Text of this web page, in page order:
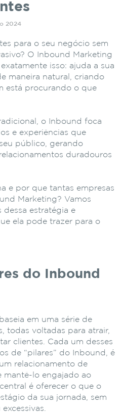
2024
para o seu negócio sem
O Inbound Marketing
isso: ajuda a sua
maneira natural, criando
está procurando o que
o Inbound foca
e experiências que
público, gerando
duradouros
e por que tantas empresas
Marketing? Vamos
dessa estratégia e
ela pode trazer para o
do Inbound
em uma série de
todas voltadas para atrair,
clientes. Cada um desses
de “pilares” do Inbound, é
relacionamento de
mantê-lo engajado ao
é oferecer o que o
da sua jornada, sem